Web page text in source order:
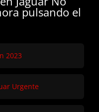
pulsando el
2023
Urgente